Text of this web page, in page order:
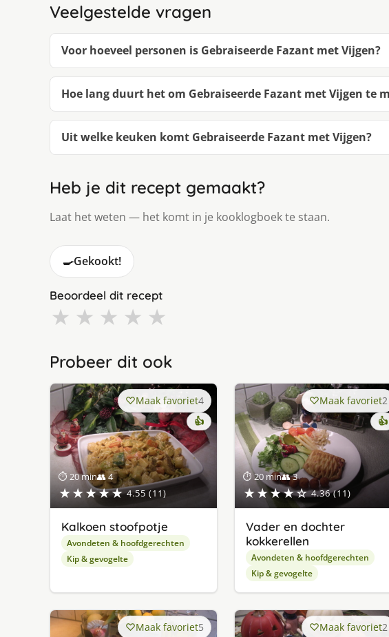
Veelgestelde vragen
Voor hoeveel personen is Gebraiseerde Fazant met Vijgen?
Hoe lang duurt het om Gebraiseerde Fazant met Vijgen te
Uit welke keuken komt Gebraiseerde Fazant met Vijgen?
Heb je dit recept gemaakt?
Laat het weten — het komt in je kooklogboek te staan.
🍳Gekookt!
Beoordeel dit recept
★ ★ ★ ★ ★
Probeer dit ook
⏱ 20 min👥 4
★★★★★ 4.55 (11)
Maak favoriet4
👍
Kalkoen stoofpotje
Avondeten & hoofdgerechten
Kip & gevogelte
⏱ 20 min👥 3
★★★★☆ 4.36 (11)
Maak favoriet2
👍
Vader en dochter
kokkerellen
Avondeten & hoofdgerechten
Kip & gevogelte
Maak favoriet5 Maak favoriet2